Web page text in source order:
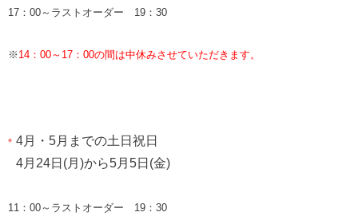
17：00～ラストオーダー 19：30
※ 14：00～17：00の間は中休みさせていただきます。
4月・5月までの土日祝日
4月24日(月)から5月5日(金)
11：00～ラストオーダー 19：30